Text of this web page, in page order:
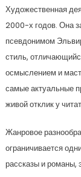
Художественная
2000-х годов. Она
псевдонимом
стиль,
осмыслением и
самые актуальные
живой отклик у
Жанровое
ограничивается
рассказы и романы,